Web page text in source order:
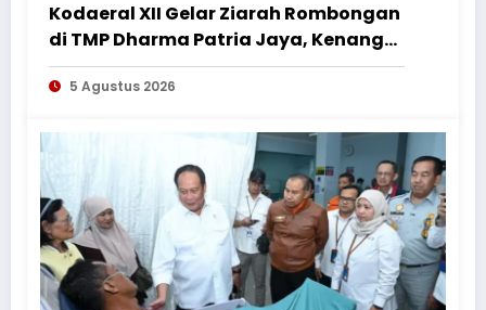
Kodaeral XII Gelar Ziarah Rombongan
di TMP Dharma Patria Jaya, Kenang
Jasa Pahlawan dalam Peringatan
HUT ke-1
5 Agustus 2026